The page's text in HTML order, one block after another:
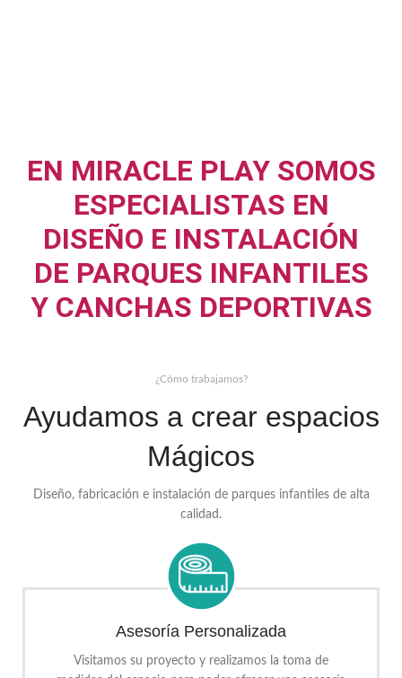
EN MIRACLE PLAY SOMOS
ESPECIALISTAS EN
DISEÑO E INSTALACIÓN
DE PARQUES INFANTILES
Y CANCHAS DEPORTIVAS
¿Cómo trabajamos?
Ayudamos a crear espacios
Mágicos
Diseño, fabricación e instalación de parques infantiles de alta
calidad.
Asesoría Personalizada
Visitamos su proyecto y realizamos la toma de